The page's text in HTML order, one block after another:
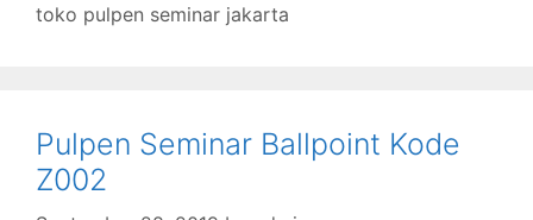
toko pulpen seminar jakarta
Pulpen Seminar Ballpoint Kode
Z002